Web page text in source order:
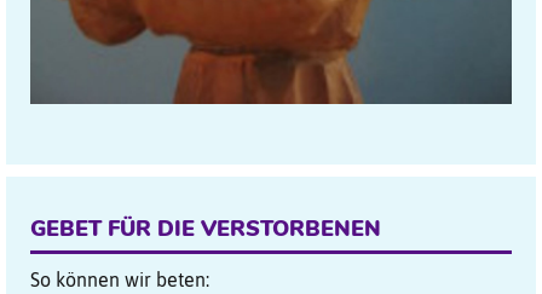
GEBET FÜR DIE VERSTORBENEN
So können wir beten: